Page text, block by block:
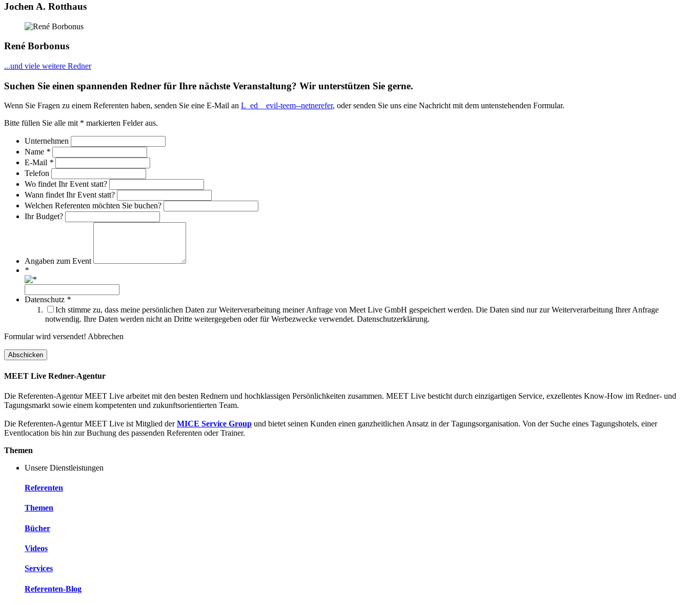
Jochen A. Rotthaus
René Borbonus
...und viele weitere Redner
Suchen Sie einen spannenden Redner für Ihre nächste Veranstaltung? Wir unterstützen Sie gerne.
Wenn Sie Fragen zu einem Referenten haben, senden Sie eine E-Mail an L_ed__evil-teem--netnerefer, oder senden Sie uns eine Nachricht mit dem untenstehenden Formular.
Bitte füllen Sie alle mit * markierten Felder aus.
Unternehmen
Name *
E-Mail *
Telefon
Wo findet Ihr Event statt?
Wann findet Ihr Event statt?
Welchen Referenten möchten Sie buchen?
Ihr Budget?
Angaben zum Event
*
Datenschutz *
Ich stimme zu, dass meine persönlichen Daten zur Weiterverarbeitung meiner Anfrage von Meet Live GmbH gespeichert werden. Die Daten sind nur zur Weiterverarbeitung Ihrer Anfrage
notwendig. Ihre Daten werden nicht an Dritte weitergegeben oder für Werbezwecke verwendet. Datenschutzerklärung.
Formular wird versendet! Abbrechen
MEET Live Redner-Agentur
Die Referenten-Agentur MEET Live arbeitet mit den besten Rednern und hochklassigen Persönlichkeiten zusammen. MEET Live besticht durch einzigartigen Service, exzellentes Know-How im Redner- und
Tagungsmarkt sowie einem kompetenten und zukunftsorientierten Team.
Die Referenten-Agentur MEET Live ist Mitglied derMICE Service Group und bietet seinen Kunden einen ganzheitlichen Ansatz in der Tagungsorganisation. Von der Suche eines Tagungshotels, einer
Eventlocation bis hin zur Buchung des passenden Referenten oder Trainer.
Themen
Unsere Dienstleistungen
Referenten
Themen
Bücher
Videos
Services
Referenten-Blog